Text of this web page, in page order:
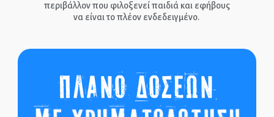
περιβάλλον που φιλοξενεί παιδιά και εφήβους
να είναι το πλέον ενδεδειγμένο.